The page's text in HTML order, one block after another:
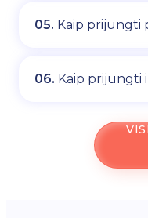
05. Kaip prijungti
06. Kaip prijungti